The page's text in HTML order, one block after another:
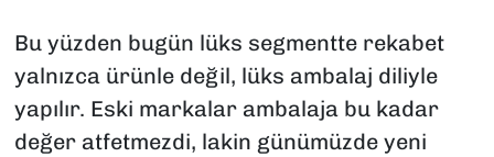
Bu yüzden bugün lüks segmentte rekabet
yalnızca ürünle değil, lüks ambalaj diliyle
yapılır. Eski markalar ambalaja bu kadar
değer atfetmezdi, lakin günümüzde yeni